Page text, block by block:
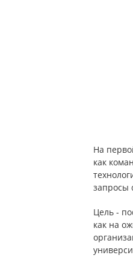
На
как
запросы
Цель -
как на